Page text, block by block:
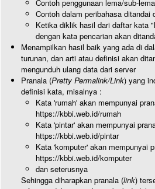
Contoh penggunaan lema/sub-
Contoh dalam peribahasa ditandai
Ketika diklik hasil dari daftar kata
dengan kata pencarian akan
Menampilkan hasil baik yang ada di
turunan, dan arti atau definisi akan
mengunduh ulang data dari server
Pranala (Pretty Permalink/Link) yang
definisi kata, misalnya :
Kata 'rumah' akan mempunyai
https://kbbi.web.id/rumah
Kata 'pintar' akan mempunyai
https://kbbi.web.id/pintar
Kata 'komputer' akan mempunyai
https://kbbi.web.id/komputer
dan seterusnya
Sehingga diharapkan pranala (link)